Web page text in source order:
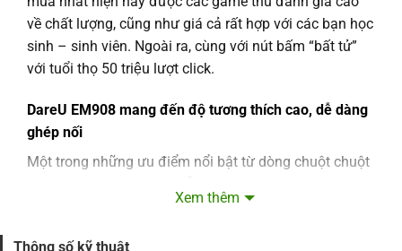
về chất lượng, cũng như giá cả rất hợp với các bạn học
sinh – sinh viên. Ngoài ra, cùng với nút bấm “bất tử”
với tuổi thọ 50 triệu lượt click.
DareU EM908 mang đến độ tương thích cao, dễ dàng
ghép nối
Một trong những ưu điểm nổi bật từ dòng chuột chuột
thiết bị thông qua cổng kết nối chuẩn USB với tất cả
Xem thêm
Thông số kỹ thuật